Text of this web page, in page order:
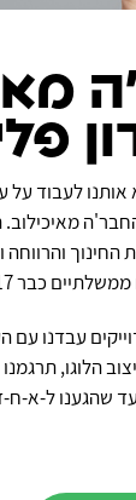
לעבוד על
כבר 17 שנה, כבוד.
עבדנו עם
הלוגו,
שהגענו ל-א-